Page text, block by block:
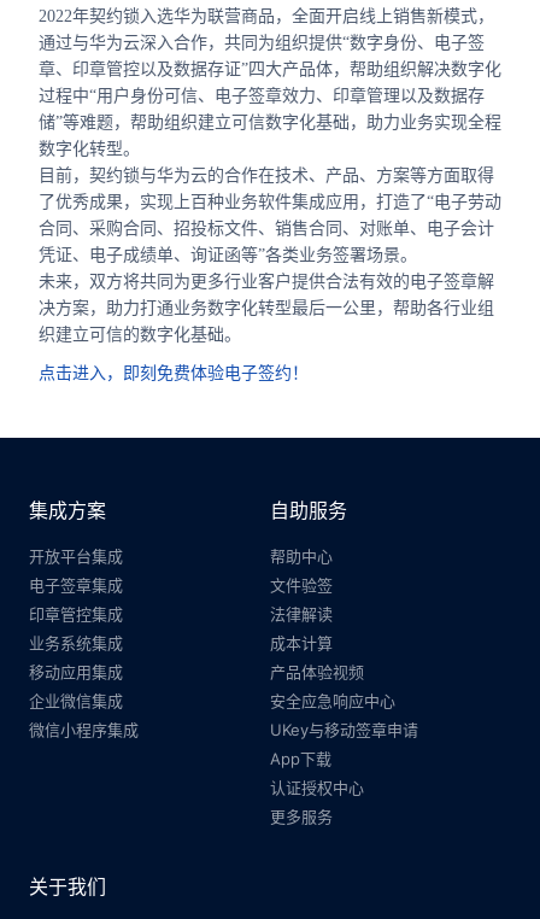
2022年契约锁入选华为联营商品，全面开启线上销售新模式，
通过与华为云深入合作，共同为组织提供“数字身份、电子签
章、印章管控以及数据存证”四大产品体，帮助组织解决数字化
过程中“用户身份可信、电子签章效力、印章管理以及数据存
储”等难题，帮助组织建立可信数字化基础，助力业务实现全程
数字化转型。
目前，契约锁与华为云的合作在技术、产品、方案等方面取得
了优秀成果，实现上百种业务软件集成应用，打造了“电子劳动
合同、采购合同、招投标文件、销售合同、对账单、电子会计
凭证、电子成绩单、询证函等”各类业务签署场景。
未来，双方将共同为更多行业客户提供合法有效的电子签章解
决方案，助力打通业务数字化转型最后一公里，帮助各行业组
织建立可信的数字化基础。
点击进入，即刻免费体验电子签约！
集成方案
开放平台集成
电子签章集成
印章管控集成
业务系统集成
移动应用集成
企业微信集成
微信小程序集成
自助服务
帮助中心
文件验签
法律解读
成本计算
产品体验视频
安全应急响应中心
UKey与移动签章申请
App下载
认证授权中心
更多服务
关于我们